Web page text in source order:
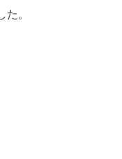
。